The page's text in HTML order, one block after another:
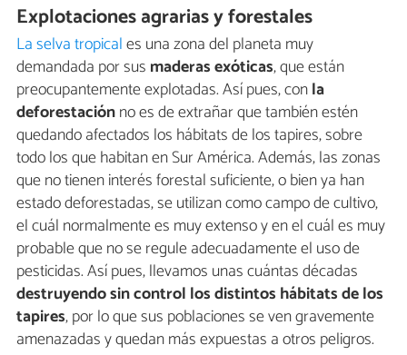
Explotaciones agrarias y forestales
La selva tropicales una zona del planeta muy
demandada por sus maderas exóticas, que están
preocupantemente explotadas. Así pues, conla
deforestaciónno es de extrañar que también estén
quedando afectados los hábitats de los tapires, sobre
todo los que habitan en Sur América. Además, las zonas
que no tienen interés forestal suficiente, o bien ya han
estado deforestadas, se utilizan como campo de cultivo,
el cuál normalmente es muy extenso y en el cuál es muy
probable que no se regule adecuadamente el uso de
pesticidas. Así pues, llevamos unas cuántas décadas
destruyendo sin control los distintos hábitats de los
tapires, por lo que sus poblaciones se ven gravemente
amenazadas y quedan más expuestas a otros peligros.